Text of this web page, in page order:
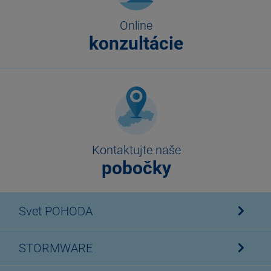
Online
konzultácie
Kontaktujte naše
pobočky
Svet POHODA
STORMWARE